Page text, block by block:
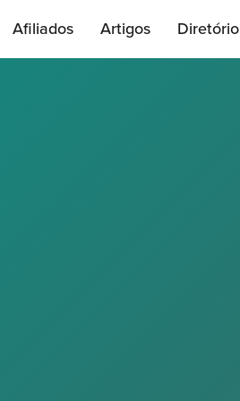
Afiliados Artigos Diretório